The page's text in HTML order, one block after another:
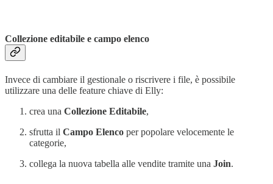
Collezione editabile e campo elenco
Invece di cambiare il gestionale o riscrivere i file, è possibile
utilizzare una delle feature chiave di Elly:
crea una Collezione Editabile,
sfrutta il Campo Elenco per popolare velocemente le
categorie,
collega la nuova tabella alle vendite tramite una Join.